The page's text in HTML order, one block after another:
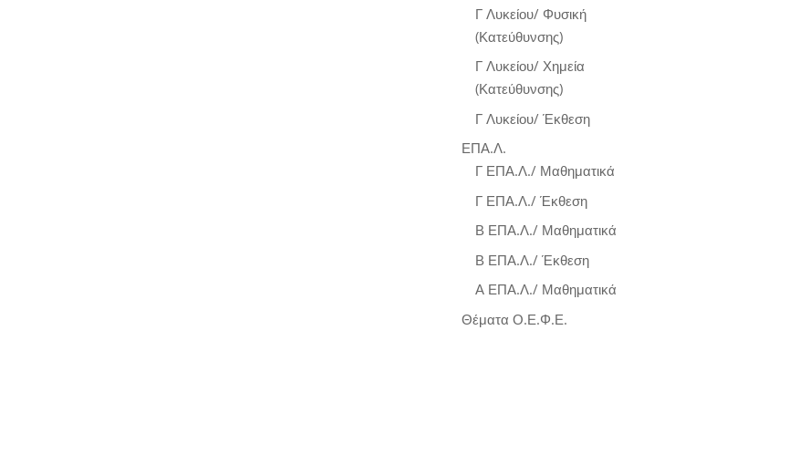
Γ Λυκείου/ Φυσική
(Κατεύθυνσης)
Γ Λυκείου/ Χημεία
(Κατεύθυνσης)
Γ Λυκείου/ Έκθεση
ΕΠΑ.Λ.
Γ ΕΠΑ.Λ./ Μαθηματικά
Γ ΕΠΑ.Λ./ Έκθεση
Β ΕΠΑ.Λ./ Μαθηματικά
Β ΕΠΑ.Λ./ Έκθεση
Α ΕΠΑ.Λ./ Μαθηματικά
Θέματα Ο.Ε.Φ.Ε.